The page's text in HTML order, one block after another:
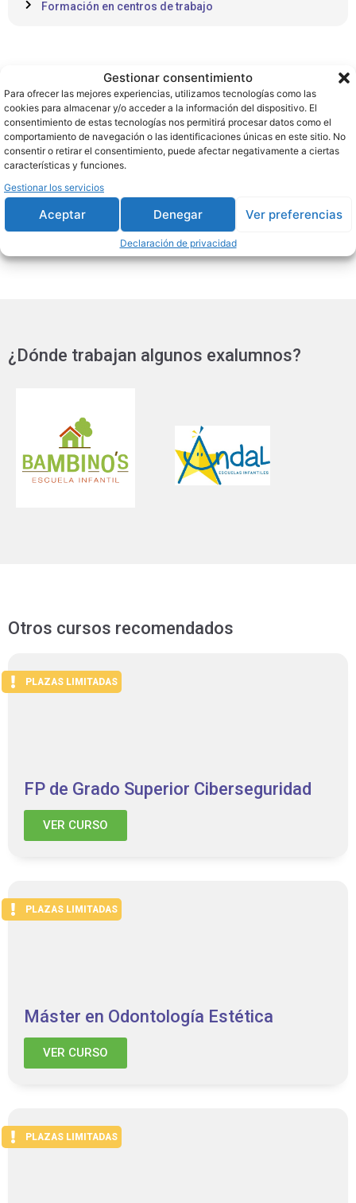
Gestionar consentimiento
Para ofrecer las mejores experiencias, utilizamos tecnologías como las
cookies para almacenar y/o acceder a la información del dispositivo. El
consentimiento de estas tecnologías nos permitirá procesar datos como el
comportamiento de navegación o las identificaciones únicas en este sitio. No
consentir o retirar el consentimiento, puede afectar negativamente a ciertas
características y funciones.
Gestionar los servicios
Aceptar Denegar Ver preferencias
Declaración de privacidad
Formación en centros de trabajo
Salidas profesionales
Al finalizar el curso, podrás trabajar en sitios como:
Educador/a infantil en centros públicos y
privados.
Técnico/a de atención a la infancia.
Monitor/a de actividades infantiles.
Educador/a en centros de atención a menores.
¿Dónde trabajan algunos exalumnos?
Otros cursos recomendados
PLAZAS LIMITADAS
FP de Grado Superior Ciberseguridad
VER CURSO
PLAZAS LIMITADAS
Máster en Odontología Estética
VER CURSO
PLAZAS LIMITADAS